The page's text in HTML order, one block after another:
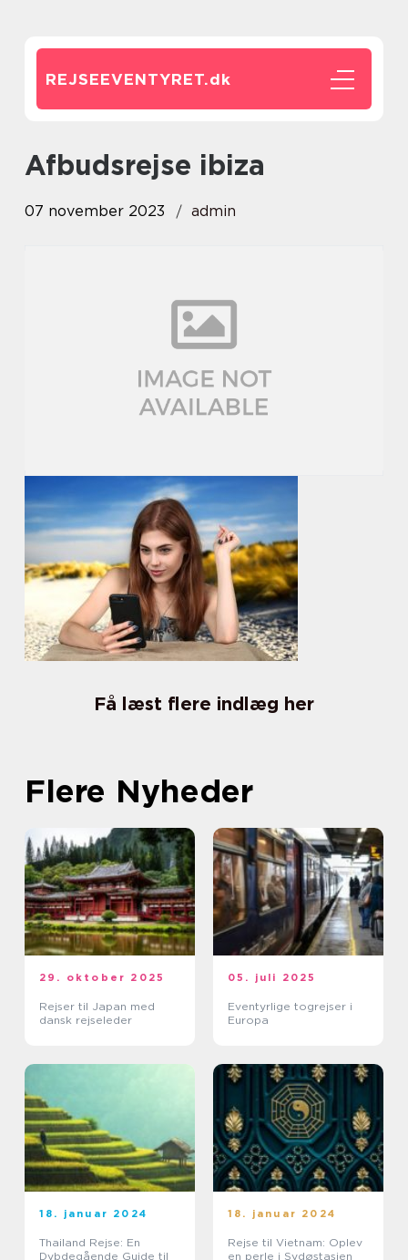
REJSEEVENTYRET.dk
afbudsrejse ibiza
07 november 2023 admin
Få læst flere indlæg her
Flere Nyheder
29. oktober 2025
Rejser til Japan med
dansk rejseleder
05. juli 2025
Eventyrlige togrejser i
Europa
18. januar 2024
Thailand Rejse: En
Dybdegående Guide til
18. januar 2024
Rejse til Vietnam: Oplev
en perle i Sydøstasien